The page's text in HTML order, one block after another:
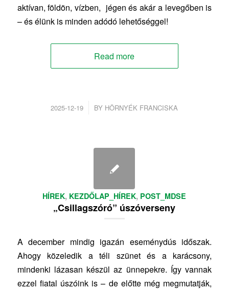
aktívan, földön, vízben, jégen és akár a levegőben is
– és élünk is minden adódó lehetőséggel!
Read more
2025-12-19
/ BY HÖRNYÉK FRANCISKA
HÍREK, KEZDŐLAP_HÍREK, POST_MDSE
„Csillagszóró” úszóverseny
A december mindig igazán eseménydús időszak.
Ahogy közeledik a téli szünet és a karácsony,
mindenki lázasan készül az ünnepekre. Így vannak
ezzel fiatal úszóink is – de előtte még megmutatják,